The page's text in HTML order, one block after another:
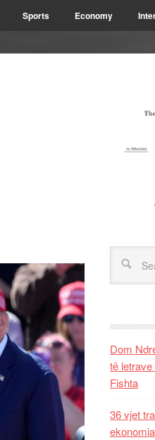
Sports Economy
Dom
të
Fishta
36 vjet